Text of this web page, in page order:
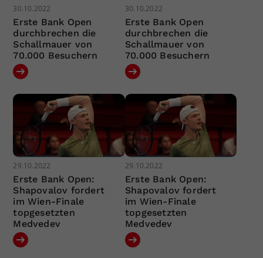
30.10.2022
Erste Bank Open
durchbrechen die
Schallmauer von
70.000 Besuchern
30.10.2022
Erste Bank Open
durchbrechen die
Schallmauer von
70.000 Besuchern
29.10.2022
Erste Bank Open:
Shapovalov fordert
im Wien-Finale
topgesetzten
Medvedev
29.10.2022
Erste Bank Open:
Shapovalov fordert
im Wien-Finale
topgesetzten
Medvedev